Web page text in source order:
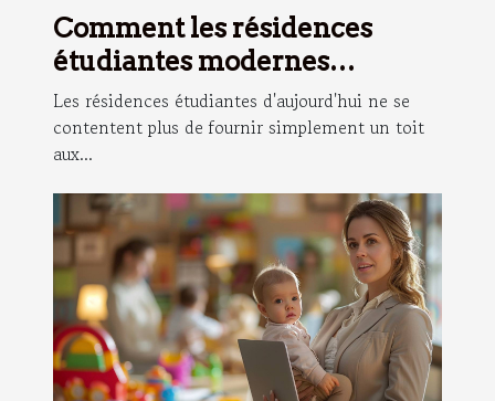
Comment les résidences
étudiantes modernes
facilitent une vie académique
équilibrée
Les résidences étudiantes d'aujourd'hui ne se
contentent plus de fournir simplement un toit
aux...